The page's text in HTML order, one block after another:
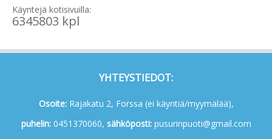
Käyntejä kotisivuilla:
6345803 kpl
YHTEYSTIEDOT:
Osoite:Rajakatu 2, Forssa (ei käyntiä/myymälää),
puhelin:0451370060, sähköposti:pusurinpuoti@gmail.com